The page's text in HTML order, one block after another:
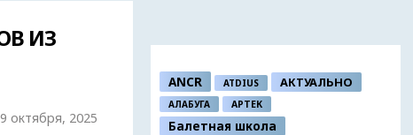
ИЗ
октября, 2025
ANCR ATDIUS АКТУАЛЬНО
АЛАБУГА АРТЕК
Балетная школа